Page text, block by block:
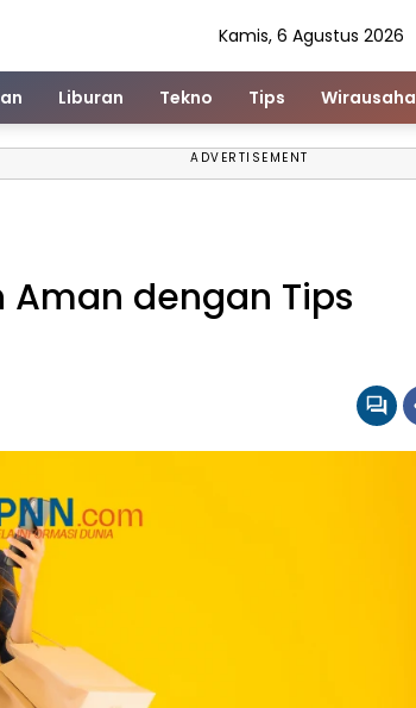
Kamis, 6 Agustus 2026
Liburan Tekno Tips Wirausaha
ADVERTISEMENT
Aman dengan Tips